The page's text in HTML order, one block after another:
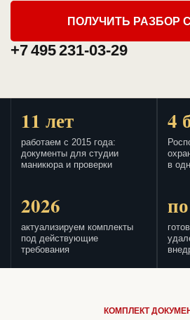
ПОЛУЧИТЬ РАЗБОР
+7 495 231-03-29
11 лет
работаем с 2015 года:
документы для студии
маникюра и проверки
4
в
2026
актуализируем комплекты
под действующие
требования
КОМПЛЕКТ